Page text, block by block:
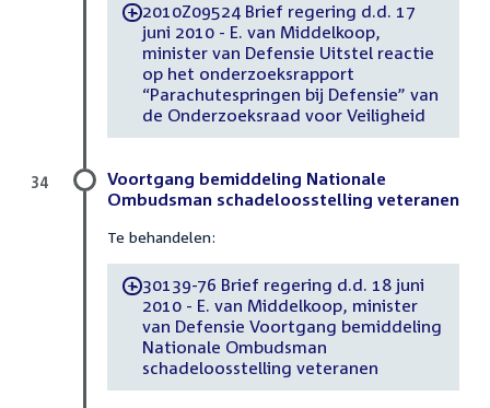
-2010Z09524 Brief regering d.d. 17
juni 2010 - E. van Middelkoop,
minister van Defensie Uitstel reactie
op het onderzoeksrapport
“Parachutespringen bij Defensie” van
de Onderzoeksraad voor Veiligheid
Voortgang bemiddeling Nationale
Ombudsman schadeloosstelling veteranen
Te behandelen:
-30139-76 Brief regering d.d. 18 juni
2010 - E. van Middelkoop, minister
van Defensie Voortgang bemiddeling
Nationale Ombudsman
schadeloosstelling veteranen
34